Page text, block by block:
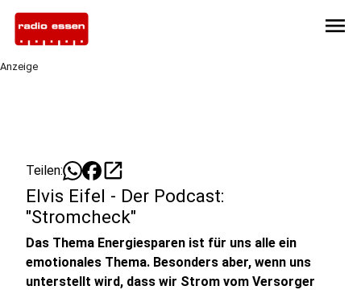
menu
Anzeige
Teilen: open_in_new
Elvis Eifel - Der Podcast:
"Stromcheck"
Das Thema Energiesparen ist für uns alle ein
emotionales Thema. Besonders aber, wenn uns
unterstellt wird, dass wir Strom vom Versorger